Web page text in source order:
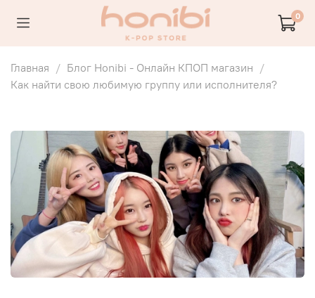
0
Главная
Блог Honibi - Онлайн КПОП магазин
Как найти свою любимую группу или исполнителя?